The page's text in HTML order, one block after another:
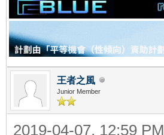
王者之風
Junior Member
2019-04-07, 12:59 PM